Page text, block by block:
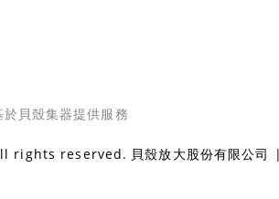
於貝殼集器提供服務
rights reserved. 貝殼放大股份有限公